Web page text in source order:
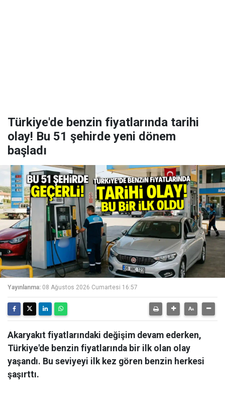
Türkiye'de benzin fiyatlarında tarihi
olay! Bu 51 şehirde yeni dönem
başladı
Yayınlanma: 08 Ağustos 2026 Cumartesi 16:57
Akaryakıt fiyatlarındaki değişim devam ederken,
Türkiye'de benzin fiyatlarında bir ilk olan olay
yaşandı. Bu seviyeyi ilk kez gören benzin herkesi
şaşırttı.